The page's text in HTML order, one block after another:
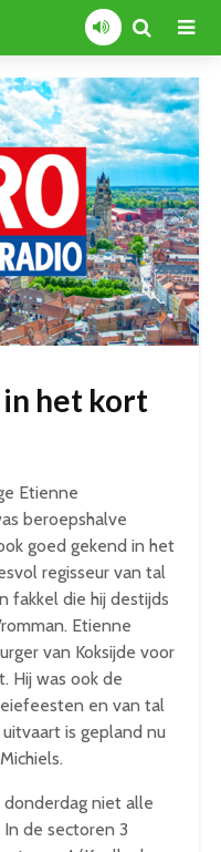
het kort
Etienne
beroepshalve
goed gekend in het
regisseur van tal
fakkel die hij destijds
Etienne
van Koksijde voor
Hij was ook de
en van tal
is gepland nu
niet alle
de sectoren 3